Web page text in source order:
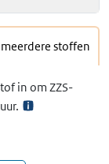
stoffen
in om ZZS-